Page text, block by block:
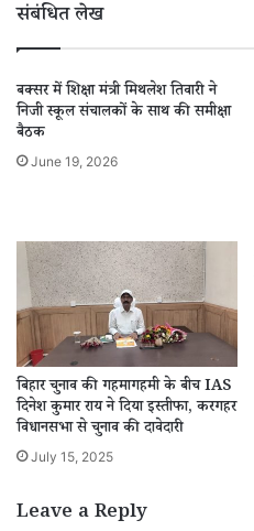
संबंधित लेख
बक्सर में शिक्षा मंत्री मिथलेश तिवारी ने
निजी स्कूल संचालकों के साथ की समीक्षा
बैठक
June 19, 2026
बिहार चुनाव की गहमागहमी के बीच IAS
दिनेश कुमार राय ने दिया इस्तीफा, करगहर
विधानसभा से चुनाव की दावेदारी
July 15, 2025
Leave a Reply